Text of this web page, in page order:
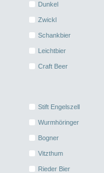
Dunkel
Zwickl
Schankbier
Leichtbier
Craft Beer
Stift Engelszell
Wurmhöringer
Bogner
Vitzthum
Rieder Bier